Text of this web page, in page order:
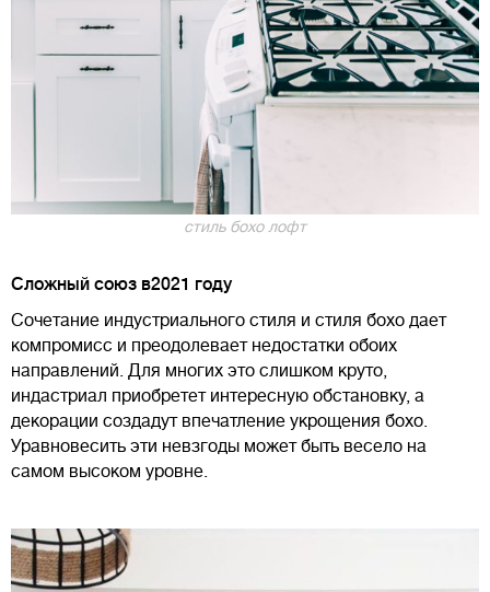
стиль бохо лофт
Сложный союз в2021 году
Сочетание индустриального стиля и стиля бохо дает
компромисс и преодолевает недостатки обоих
направлений. Для многих это слишком круто,
индастриал приобретет интересную обстановку, а
декорации создадут впечатление укрощения бохо.
Уравновесить эти невзгоды может быть весело на
самом высоком уровне.